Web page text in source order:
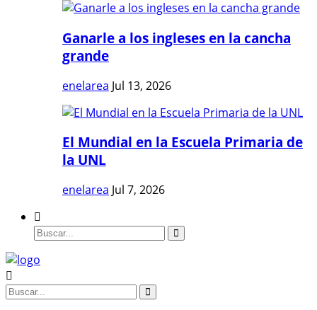
Ganarle a los ingleses en la cancha
grande
enelarea Jul 13, 2026
El Mundial en la Escuela Primaria de
la UNL
enelarea Jul 7, 2026